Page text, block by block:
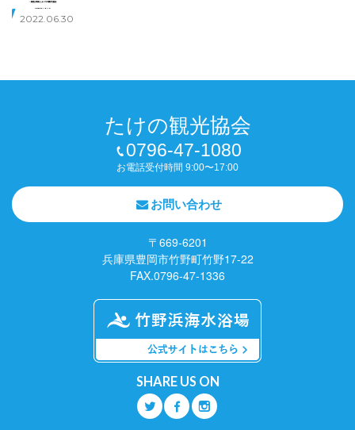
2022.06.30
たけの観光協会
0796-47-1080
お電話受付時間 9:00〜17:00
お問い合わせ
〒669-6201
兵庫県豊岡市竹野町竹野17-22
FAX.0796-47-1336
SHARE US ON
Q O P